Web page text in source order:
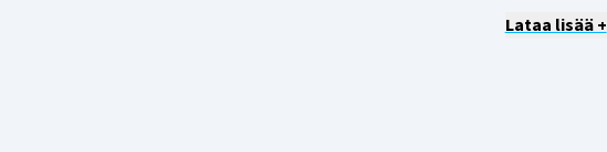
Lataa lisää +